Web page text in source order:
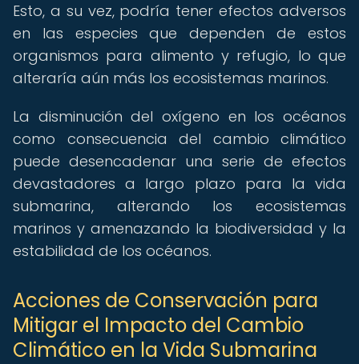
Esto, a su vez, podría tener efectos adversos
en las especies que dependen de estos
organismos para alimento y refugio, lo que
alteraría aún más los ecosistemas marinos.
La disminución del oxígeno en los océanos
como consecuencia del cambio climático
puede desencadenar una serie de efectos
devastadores a largo plazo para la vida
submarina, alterando los ecosistemas
marinos y amenazando la biodiversidad y la
estabilidad de los océanos.
Acciones de Conservación para
Mitigar el Impacto del Cambio
Climático en la Vida Submarina